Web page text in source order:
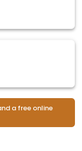
a free online